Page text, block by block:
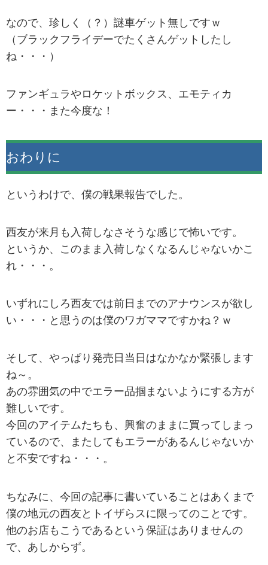
なので、珍しく（？）謎車ゲット無しですｗ
（ブラックフライデーでたくさんゲットしたし
ね・・・）
ファンギュラやロケットボックス、エモティカ
ー・・・また今度な！
おわりに
というわけで、僕の戦果報告でした。
西友が来月も入荷しなさそうな感じで怖いです。
というか、このまま入荷しなくなるんじゃないかこ
れ・・・。
いずれにしろ西友では前日までのアナウンスが欲し
い・・・と思うのは僕のワガママですかね？ｗ
そして、やっぱり発売日当日はなかなか緊張します
ね～。
あの雰囲気の中でエラー品掴まないようにする方が
難しいです。
今回のアイテムたちも、興奮のままに買ってしまっ
ているので、またしてもエラーがあるんじゃないか
と不安ですね・・・。
ちなみに、今回の記事に書いていることはあくまで
僕の地元の西友とトイザらスに限ってのことです。
他のお店もこうであるという保証はありませんの
で、あしからず。